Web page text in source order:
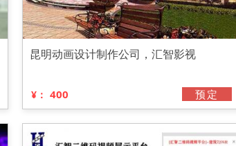
昆明动画设计制作公司，汇智影视
¥： 400 预定